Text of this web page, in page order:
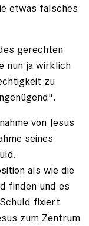
etwas falsches
gerechten
nun ja wirklich
zu
von Jesus
seines
als wie die
finden und es
fixiert
zum Zentrum